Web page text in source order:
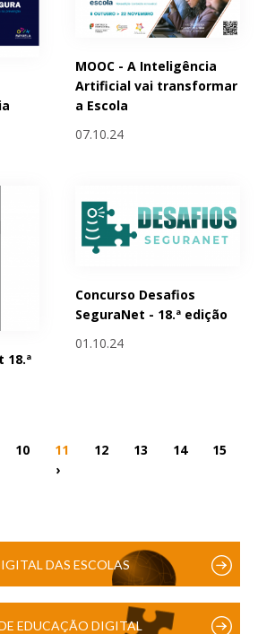
MOOC - A Inteligência
Artificial vai transformar
a Escola
07.10.24
18.ª
Concurso Desafios
SeguraNet - 18.ª edição
01.10.24
10 11 12 13 14
15
›
DAS ESCOLAS
EDUCAÇÃO DIGITAL